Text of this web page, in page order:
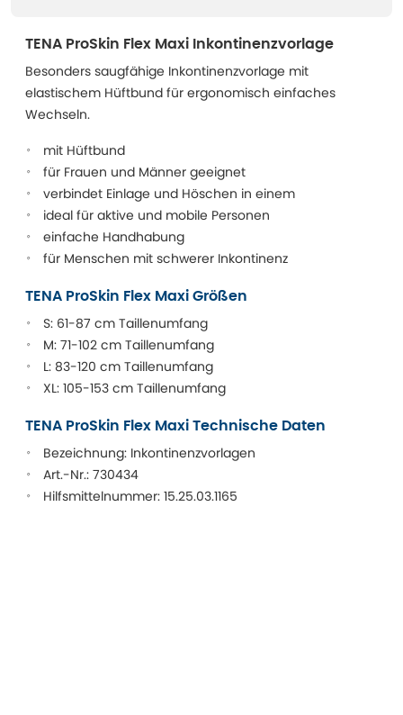
TENA ProSkin Flex Maxi Inkontinenzvorlage
Besonders saugfähige Inkontinenzvorlage mit
elastischem Hüftbund für ergonomisch einfaches
Wechseln.
mit Hüftbund
für Frauen und Männer geeignet
verbindet Einlage und Höschen in einem
ideal für aktive und mobile Personen
einfache Handhabung
für Menschen mit schwerer Inkontinenz
TENA ProSkin Flex Maxi Größen
S: 61-87 cm Taillenumfang
M: 71-102 cm Taillenumfang
L: 83-120 cm Taillenumfang
XL: 105-153 cm Taillenumfang
TENA ProSkin Flex Maxi Technische Daten
Bezeichnung: Inkontinenzvorlagen
Art.-Nr.: 730434
Hilfsmittelnummer: 15.25.03.1165